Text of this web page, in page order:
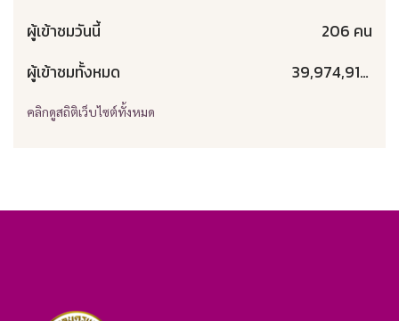
ผู้เข้าชมวันนี้
206 คน
ผู้เข้าชมทั้งหมด
39,974,913 คน
คลิกดูสถิติเว็บไซต์ทั้งหมด